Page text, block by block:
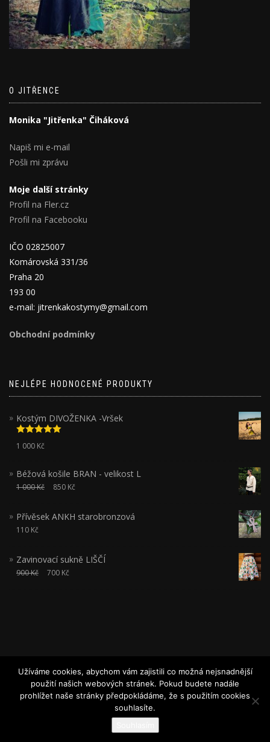
O JITŘENCE
Monika "Jitřenka" Čiháková
Napiš mi e-mail
Pošli mi zprávu
Moje další stránky
Profil na Fler.cz
Profil na Facebooku
IČO 02825007
Komárovská 331/36
Praha 20
193 00
e-mail: jitrenkakostymy@gmail.com
Obchodní podmínky
NEJLÉPE HODNOCENÉ PRODUKTY
Kostým DIVOŽENKA -Vršek
Hodnocení
5.00z 5
1 000 Kč
Béžová košile BRAN - velikost L
1 000Kč 850 Kč
Přívěsek ANKH starobronzová
110 Kč
Zavinovací sukně LIŠČÍ
900Kč 700 Kč
JITŘENKA
Za podporyWordPress
Užíváme cookies, abychom vám zajistili co možná nejsnadnější
použití našich webových stránek. Pokud budete nadále
prohlížet naše stránky předpokládáme, že s použitím cookies
souhlasíte.